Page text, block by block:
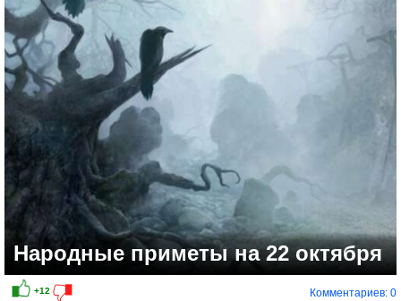
+7
Народные приметы на 22 октября
Комментариев: 0